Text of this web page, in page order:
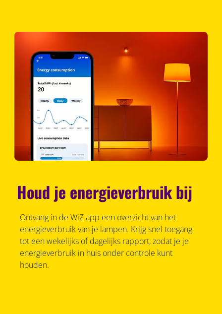
Houd je energieverbruik bij
Ontvang in de WiZ app een overzicht van het
energieverbruik van je lampen. Krijg snel toegang
tot een wekelijks of dagelijks rapport, zodat je je
energieverbruik in huis onder controle kunt
houden.